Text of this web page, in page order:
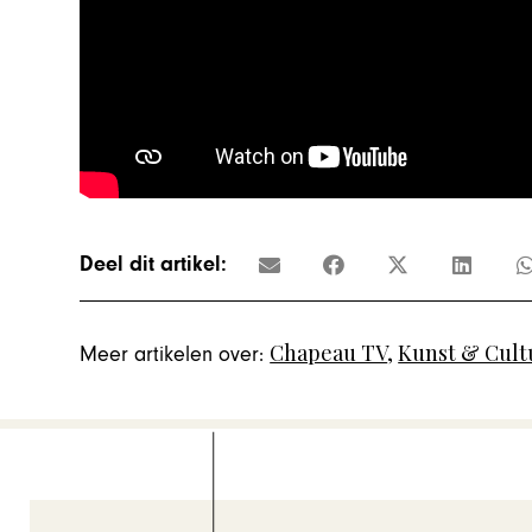
Deel dit artikel:
Meer artikelen over: Chapeau TV,Kunst &